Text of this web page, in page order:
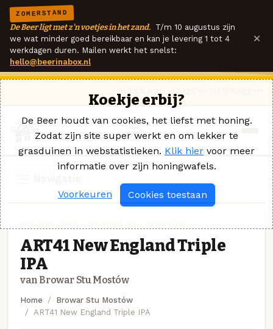
ZOMERSTAND
De Beer ligt met z'n voetjes in het zand. T/m 10 augustus zijn
we wat minder goed bereikbaar en kan je levering 1 tot 4
werkdagen duren. Mailen werkt het snelst:
hello@beerinabox.nl
×
ART41 New England Triple
IPA
van Browar Stu Mostów
Home
Browar Stu Mostów
ART41 New England Triple IPA
Koekje erbij?
De Beer houdt van cookies, het liefst met honing.
Zodat zijn site super werkt en om lekker te
grasduinen in webstatistieken. Klik hier voor meer
informatie over zijn honingwafels.
Voorkeuren Cookies toestaan